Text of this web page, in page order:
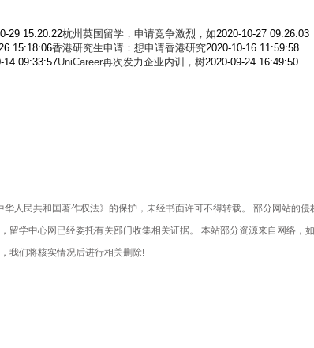
29 15:20:22杭州英国留学，申请竞争激烈，如2020-10-27 09:26:03
15:18:06香港研究生申请：想申请香港研究2020-10-16 11:59:58
14 09:33:57UniCareer再次发力企业内训，树2020-09-24 16:49:50
人民共和国著作权法》的保护，未经书面许可不得转载。 部分网站的侵
留学中心网已经委托有关部门收集相关证据。 本站部分资源来自网络，
我们将核实情况后进行相关删除!